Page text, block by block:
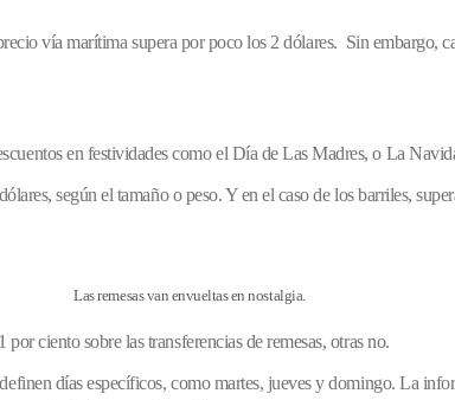
vía marítima supera por poco los 2 dólares. Sin embargo,
en festividades como el Día de Las Madres, o La
según el tamaño o peso. Y en el caso de los barriles,
Las remesas van envueltas en nostalgia.
ciento sobre las transferencias de remesas, otras no.
días específicos, como martes, jueves y domingo. La